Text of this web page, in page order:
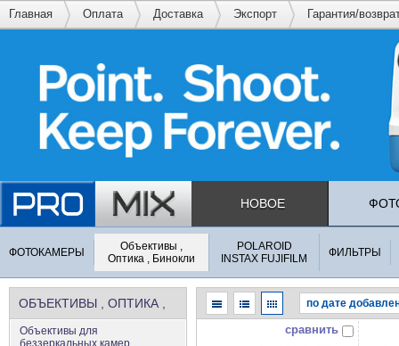
Главная Оплата Доставка Экспорт Гарантия/
НОВОЕ
ФОТОКАМЕРЫ
Объективы ,
Оптика , Бинокли
POLAROID
INSTAX FUJIFILM
ФИЛЬТРЫ
ОБЪЕКТИВЫ , ОПТИКА ,
БИНОКЛИ
Объективы для
сравнить